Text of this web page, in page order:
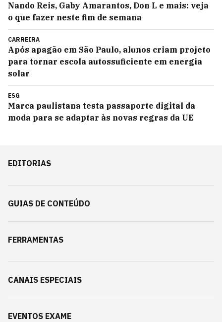
Nando Reis, Gaby Amarantos, Don L e mais: veja
o que fazer neste fim de semana
CARREIRA
Após apagão em São Paulo, alunos criam projeto
para tornar escola autossuficiente em energia
solar
ESG
Marca paulistana testa passaporte digital da
moda para se adaptar às novas regras da UE
EDITORIAS
GUIAS DE CONTEÚDO
FERRAMENTAS
CANAIS ESPECIAIS
EVENTOS EXAME